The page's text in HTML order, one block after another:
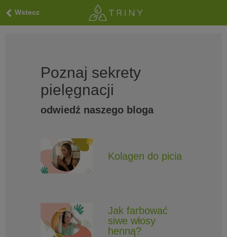
Wstecz
Poznaj sekrety
pielęgnacji
odwiedź naszego bloga
Kolagen do picia
Jak farbować
siwe włosy
henną?